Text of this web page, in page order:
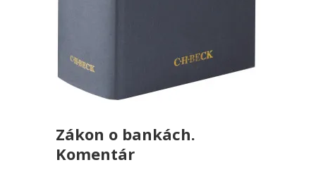
Zákon o bankách.
Komentár